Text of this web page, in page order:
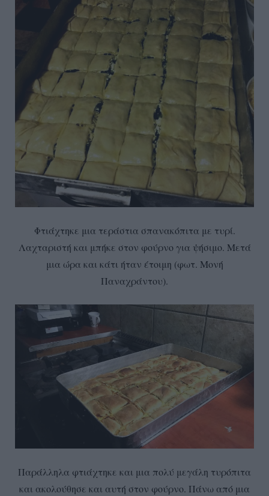
Φτιάχτηκε μια τεράστια σπανακόπιτα με τυρί.
Λαχταριστή και μπήκε στον φούρνο για ψήσιμο. Μετά
μια ώρα και κάτι ήταν έτοιμη (φωτ. Μονή
Παναχράντου).
Παράλληλα φτιάχτηκε και μια πολύ μεγάλη τυρόπιτα
και ακολούθησε και αυτή στον φούρνο. Πάνω από μια